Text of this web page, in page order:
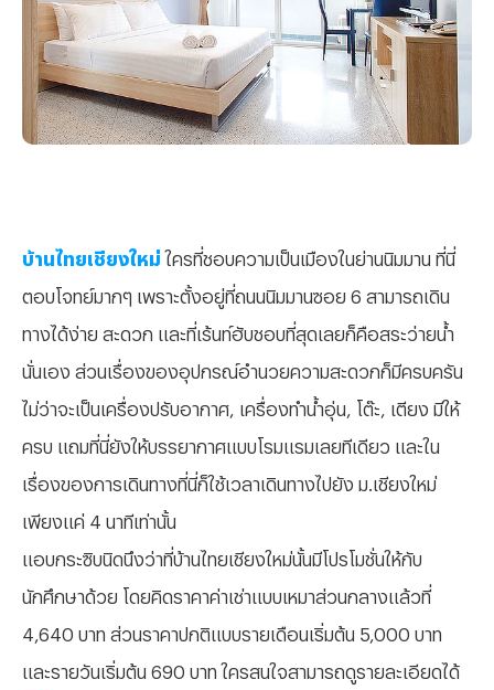
บ้านไทยเชียงใหม่ ใครที่ชอบความเป็นเมืองในย่านนิมมาน ที่นี่
ตอบโจทย์มากๆ เพราะตั้งอยู่ที่ถนนนิมมานซอย 6 สามารถเดิน
ทางได้ง่าย สะดวก และที่เร้นท์ฮับชอบที่สุดเลยก็คือสระว่ายน้ำ
นั่นเอง ส่วนเรื่องของอุปกรณ์อำนวยความสะดวกก็มีครบครัน
ไม่ว่าจะเป็นเครื่องปรับอากาศ, เครื่องทำน้ำอุ่น, โต๊ะ, เตียง มีให้
ครบ แถมที่นี่ยังให้บรรยากาศแบบโรมแรมเลยทีเดียว และใน
เรื่องของการเดินทางที่นี่ก็ใช้เวลาเดินทางไปยัง ม.เชียงใหม่
เพียงแค่ 4 นาทีเท่านั้น
แอบกระซิบนิดนึงว่าที่บ้านไทยเชียงใหม่นั้นมีโปรโมชั่นให้กับ
นักศึกษาด้วย โดยคิดราคาค่าเช่าแบบเหมาส่วนกลางแล้วที่
4,640 บาท ส่วนราคาปกติแบบรายเดือนเริ่มต้น 5,000 บาท
และรายวันเริ่มต้น 690 บาท ใครสนใจสามารถดูรายละเอียดได้